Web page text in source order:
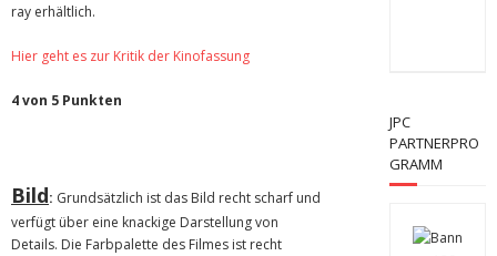
ray erhältlich.
Hier geht es zur Kritik der Kinofassung
4 von 5 Punkten
Bild: Grundsätzlich ist das Bild recht scharf und
verfügt über eine knackige Darstellung von
Details. Die Farbpalette des Filmes ist recht
JPC
PARTNERPRO
GRAMM